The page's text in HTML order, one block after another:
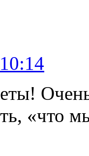
«что